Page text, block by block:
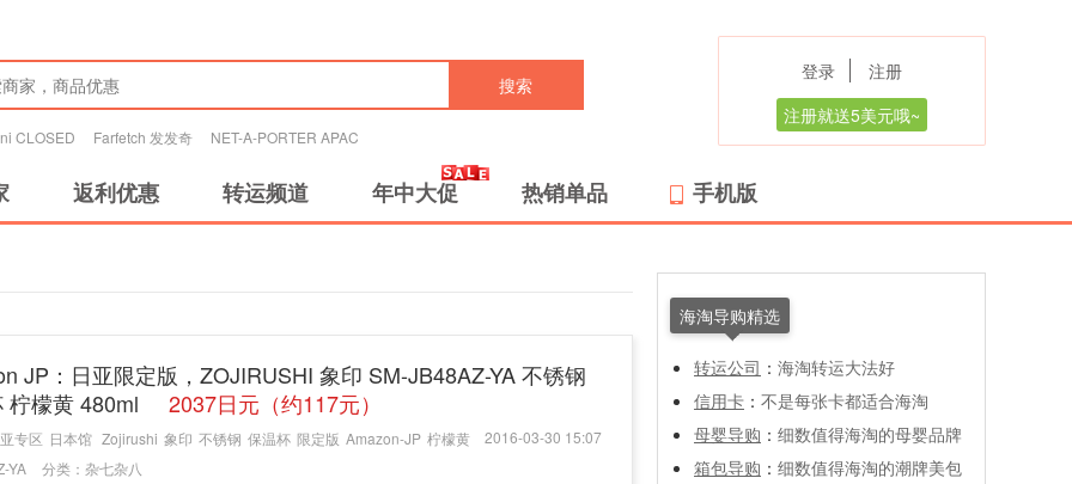
搜索
CLOSED Farfetch 发发奇 NET-A-PORTER APAC
登录
注册
注册就送5美元哦~
返利优惠 转运频道 年中大促 热销单品 手机版
JP：日亚限定版，ZOJIRUSHI 象印 SM-JB48AZ-YA 不锈钢
柠檬黄 480ml
2037日元（约117元）
2016-03-30 15:07
专区 日本馆 Zojirushi 象印 不锈钢 保温杯 限定版 Amazon-JP 柠檬黄
YA
分类： 杂七杂八
海淘导购精选
转运公司 ： 海淘转运大法好
信用卡 ： 不是每张卡都适合海淘
母婴导购 ： 细数值得海淘的母婴品牌
箱包导购 ： 细数值得海淘的潮牌美包